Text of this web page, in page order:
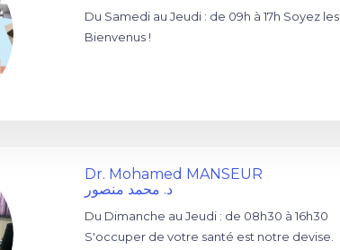
Du Samedi au Jeudi : de 09h à 17h Soyez les
Bienvenus !
Dr. Mohamed MANSEUR
د. محمد منصور
Du Dimanche au Jeudi : de 08h30 à 16h30
S'occuper de votre santé est notre devise.